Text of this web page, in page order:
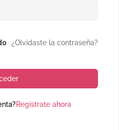
¿Olvidaste la contraseña?
Regístrate ahora